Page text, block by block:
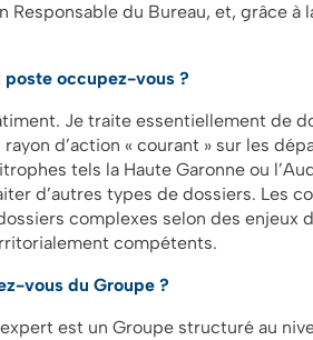
Responsable du Bureau, et, grâce à
poste occupez-vous ?
Je traite essentiellement de
d’action « courant » sur les
tels la Haute Garonne ou
d’autres types de dossiers. Les
complexes selon des enjeux
compétents.
vous du Groupe ?
est un Groupe structuré au